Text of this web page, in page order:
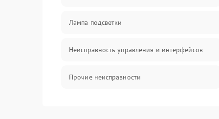
Лампа подсветки
Неисправность управления и интерфейсов
Прочие неисправности